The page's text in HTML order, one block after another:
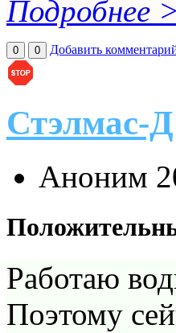
Подробнее
0 0 Добавить
Стэлмас-Д
Аноним
Работаю
Поэтому